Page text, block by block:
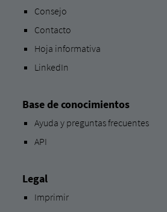
Consejo
Contacto
Hoja informativa
LinkedIn
Base de conocimientos
Ayuda y preguntas frecuentes
API
Legal
Imprimir